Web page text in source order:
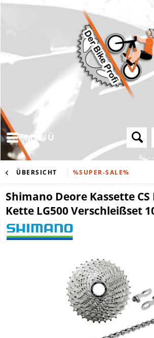
MENÜ
ÜBERSICHT %SUPER-SALE%
Shimano Deore Kassette CS
Kette LG500 Verschleißset